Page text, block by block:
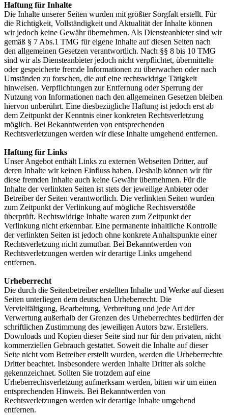
Haftung für Inhalte
Die Inhalte unserer Seiten wurden mit größter Sorgfalt erstellt. Für
die Richtigkeit, Vollständigkeit und Aktualität der Inhalte können
wir jedoch keine Gewähr übernehmen. Als Diensteanbieter sind wir
gemäß § 7 Abs.1 TMG für eigene Inhalte auf diesen Seiten nach
den allgemeinen Gesetzen verantwortlich. Nach §§ 8 bis 10 TMG
sind wir als Diensteanbieter jedoch nicht verpflichtet, übermittelte
oder gespeicherte fremde Informationen zu überwachen oder nach
Umständen zu forschen, die auf eine rechtswidrige Tätigkeit
hinweisen. Verpflichtungen zur Entfernung oder Sperrung der
Nutzung von Informationen nach den allgemeinen Gesetzen bleiben
hiervon unberührt. Eine diesbezügliche Haftung ist jedoch erst ab
dem Zeitpunkt der Kenntnis einer konkreten Rechtsverletzung
möglich. Bei Bekanntwerden von entsprechenden
Rechtsverletzungen werden wir diese Inhalte umgehend entfernen.
Haftung für Links
Unser Angebot enthält Links zu externen Webseiten Dritter, auf
deren Inhalte wir keinen Einfluss haben. Deshalb können wir für
diese fremden Inhalte auch keine Gewähr übernehmen. Für die
Inhalte der verlinkten Seiten ist stets der jeweilige Anbieter oder
Betreiber der Seiten verantwortlich. Die verlinkten Seiten wurden
zum Zeitpunkt der Verlinkung auf mögliche Rechtsverstöße
überprüft. Rechtswidrige Inhalte waren zum Zeitpunkt der
Verlinkung nicht erkennbar. Eine permanente inhaltliche Kontrolle
der verlinkten Seiten ist jedoch ohne konkrete Anhaltspunkte einer
Rechtsverletzung nicht zumutbar. Bei Bekanntwerden von
Rechtsverletzungen werden wir derartige Links umgehend
entfernen.
Urheberrecht
Die durch die Seitenbetreiber erstellten Inhalte und Werke auf diesen
Seiten unterliegen dem deutschen Urheberrecht. Die
Vervielfältigung, Bearbeitung, Verbreitung und jede Art der
Verwertung außerhalb der Grenzen des Urheberrechtes bedürfen der
schriftlichen Zustimmung des jeweiligen Autors bzw. Erstellers.
Downloads und Kopien dieser Seite sind nur für den privaten, nicht
kommerziellen Gebrauch gestattet. Soweit die Inhalte auf dieser
Seite nicht vom Betreiber erstellt wurden, werden die Urheberrechte
Dritter beachtet. Insbesondere werden Inhalte Dritter als solche
gekennzeichnet. Sollten Sie trotzdem auf eine
Urheberrechtsverletzung aufmerksam werden, bitten wir um einen
entsprechenden Hinweis. Bei Bekanntwerden von
Rechtsverletzungen werden wir derartige Inhalte umgehend
entfernen.